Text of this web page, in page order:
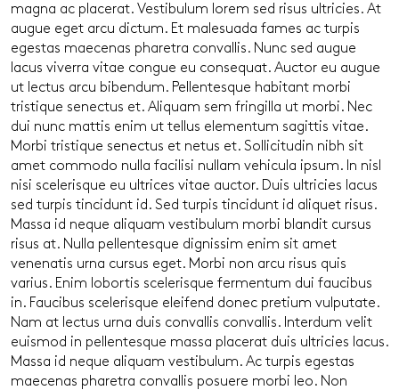
magna ac placerat. Vestibulum lorem sed risus ultricies. At
augue eget arcu dictum. Et malesuada fames ac turpis
egestas maecenas pharetra convallis. Nunc sed augue
lacus viverra vitae congue eu consequat. Auctor eu augue
ut lectus arcu bibendum. Pellentesque habitant morbi
tristique senectus et. Aliquam sem fringilla ut morbi. Nec
dui nunc mattis enim ut tellus elementum sagittis vitae.
Morbi tristique senectus et netus et. Sollicitudin nibh sit
amet commodo nulla facilisi nullam vehicula ipsum. In nisl
nisi scelerisque eu ultrices vitae auctor. Duis ultricies lacus
sed turpis tincidunt id. Sed turpis tincidunt id aliquet risus.
Massa id neque aliquam vestibulum morbi blandit cursus
risus at. Nulla pellentesque dignissim enim sit amet
venenatis urna cursus eget. Morbi non arcu risus quis
varius. Enim lobortis scelerisque fermentum dui faucibus
in. Faucibus scelerisque eleifend donec pretium vulputate.
Nam at lectus urna duis convallis convallis. Interdum velit
euismod in pellentesque massa placerat duis ultricies lacus.
Massa id neque aliquam vestibulum. Ac turpis egestas
maecenas pharetra convallis posuere morbi leo. Non